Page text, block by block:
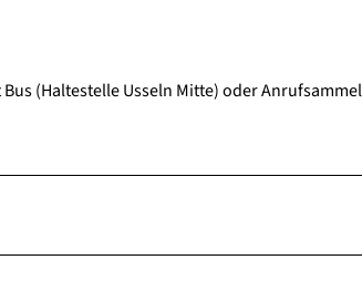
(Haltestelle Usseln Mitte) oder